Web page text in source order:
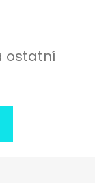
ostatní